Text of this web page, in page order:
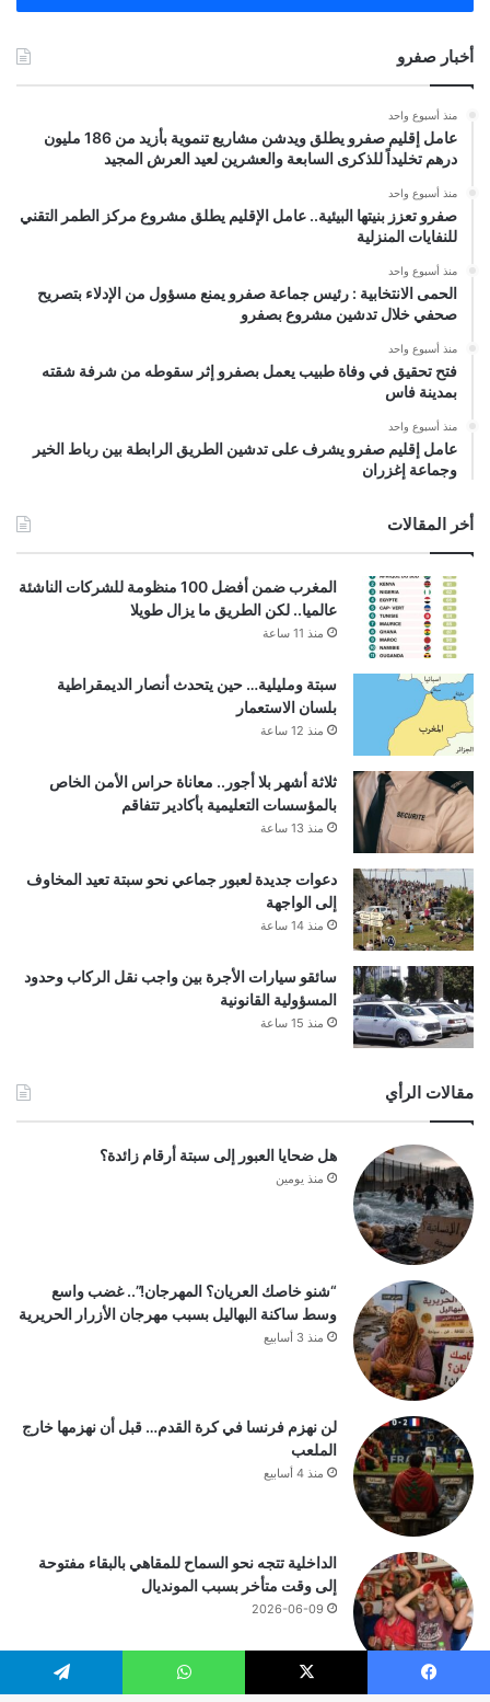
أخبار صفرو
منذ أسبوع واحد
عامل إقليم صفرو يطلق ويدشن مشاريع تنموية بأزيد من 186 مليون
درهم تخليداً للذكرى السابعة والعشرين لعيد العرش المجيد
منذ أسبوع واحد
صفرو تعزز بنيتها البيئية.. عامل الإقليم يطلق مشروع مركز الطمر التقني
للنفايات المنزلية
منذ أسبوع واحد
الحمى الانتخابية : رئيس جماعة صفرو يمنع مسؤول من الإدلاء بتصريح
صحفي خلال تدشين مشروع بصفرو
منذ أسبوع واحد
فتح تحقيق في وفاة طبيب يعمل بصفرو إثر سقوطه من شرفة شقته
بمدينة فاس
منذ أسبوع واحد
عامل إقليم صفرو يشرف على تدشين الطريق الرابطة بين رباط الخير
وجماعة إغزران
أخر المقالات
المغرب ضمن أفضل 100 منظومة للشركات الناشئة
عالميا.. لكن الطريق ما يزال طويلا
منذ 11 ساعة
سبتة ومليلية… حين يتحدث أنصار الديمقراطية
بلسان الاستعمار
منذ 12 ساعة
ثلاثة أشهر بلا أجور.. معاناة حراس الأمن الخاص
بالمؤسسات التعليمية بأكادير تتفاقم
منذ 13 ساعة
دعوات جديدة لعبور جماعي نحو سبتة تعيد المخاوف
إلى الواجهة
منذ 14 ساعة
سائقو سيارات الأجرة بين واجب نقل الركاب وحدود
المسؤولية القانونية
منذ 15 ساعة
مقالات الرأي
هل ضحايا العبور إلى سبتة أرقام زائدة؟
منذ يومين
“شنو خاصك العريان؟ المهرجان!”.. غضب واسع
وسط ساكنة البهاليل بسبب مهرجان الأزرار الحريرية
منذ 3 أسابيع
لن نهزم فرنسا في كرة القدم… قبل أن نهزمها خارج
الملعب
منذ 4 أسابيع
الداخلية تتجه نحو السماح للمقاهي بالبقاء مفتوحة
إلى وقت متأخر بسبب المونديال
2026-06-09
فيسبوك ‫X واتساب تيلقرام